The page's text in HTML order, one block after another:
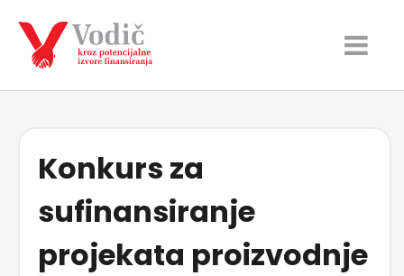
Konkurs za
sufinansiranje
projekata proizvodnje